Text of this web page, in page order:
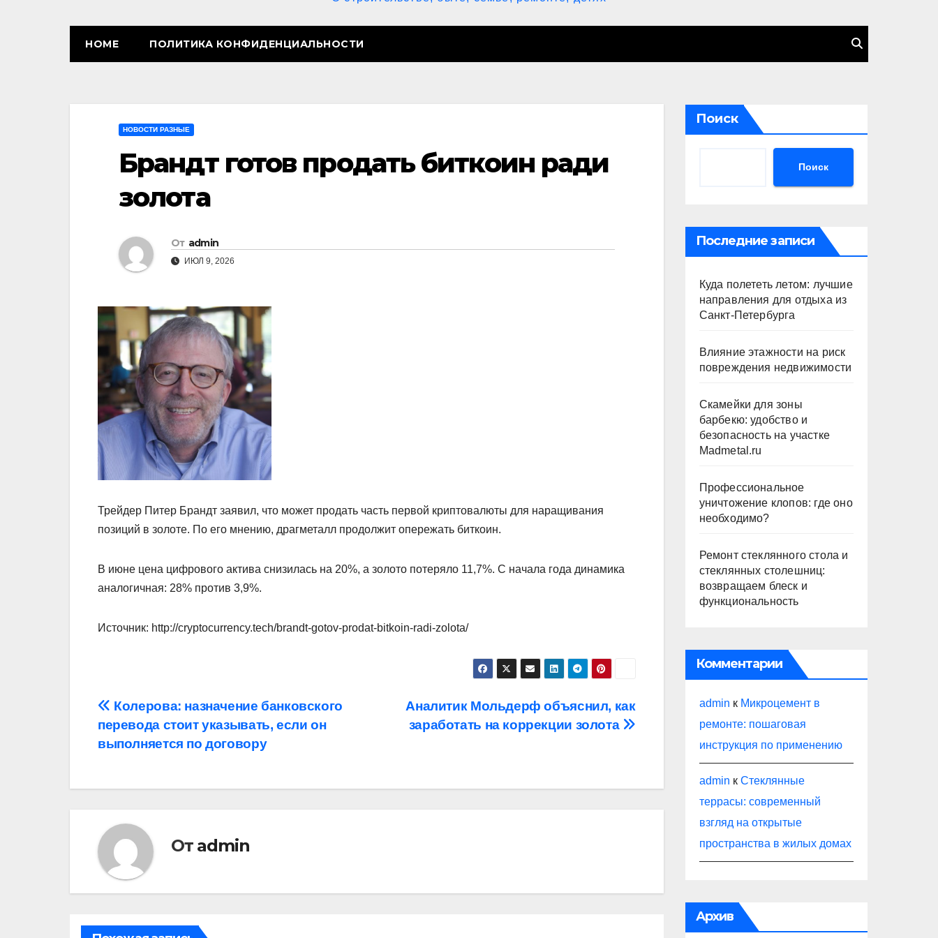
HOME ПОЛИТИКА КОНФИДЕНЦИАЛЬНОСТИ
НОВОСТИ РАЗНЫЕ
Брандт готов продать биткоин ради
золота
От admin
ИЮЛ 9, 2026
Трейдер Питер Брандт заявил, что может продать часть первой криптовалюты для наращивания
позиций в золоте. По его мнению, драгметалл продолжит опережать биткоин.
В июне цена цифрового актива снизилась на 20%, а золото потеряло 11,7%. С начала года динамика
аналогичная: 28% против 3,9%.
Источник: http://cryptocurrency.tech/brandt-gotov-prodat-bitkoin-radi-zolota/
Навигация
по
Аналитик Мольдерф объяснил, как
заработать на коррекции золота
Колерова: назначение банковского
перевода стоит указывать, если он
выполняется по договору
От admin
Поиск
Поиск
Последние записи
Куда полететь летом: лучшие
направления для отдыха из
Санкт-Петербурга
Влияние этажности на риск
повреждения недвижимости
Скамейки для зоны
барбекю: удобство и
безопасность на участке
Madmetal.ru
Профессиональное
уничтожение клопов: где оно
необходимо?
Ремонт стеклянного стола и
стеклянных столешниц:
возвращаем блеск и
функциональность
Комментарии
admin к Микроцемент в
ремонте: пошаговая
инструкция по применению
admin к Стеклянные
террасы: современный
взгляд на открытые
пространства в жилых домах
Архив